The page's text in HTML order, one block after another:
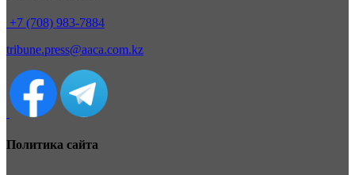
+7 (708) 983-7884
tribune.press@aaca.com.kz
Политика сайта